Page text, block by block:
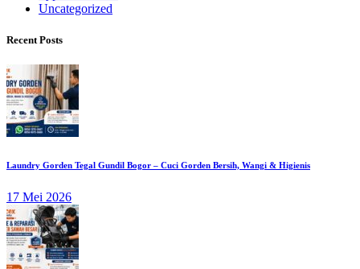
Uncategorized
Recent Posts
Laundry Gorden Tegal Gundil Bogor – Cuci Gorden Bersih, Wangi & Higienis
17 Mei 2026